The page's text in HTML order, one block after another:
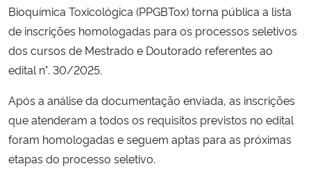
Ministério da Ciência, Tecnologia, Inovações e Comunicações
Ministério do Meio Ambiente
Ministério do Desenvolvimento Regional
Controladoria-Geral da União
Bioquímica Toxicológica (PPGBTox) torna pública a lista
de inscrições homologadas para os processos seletivos
dos cursos de Mestrado e Doutorado referentes ao
edital n°. 30/2025.
Após a análise da documentação enviada, as inscrições
que atenderam a todos os requisitos previstos no edital
foram homologadas e seguem aptas para as próximas
etapas do processo seletivo.